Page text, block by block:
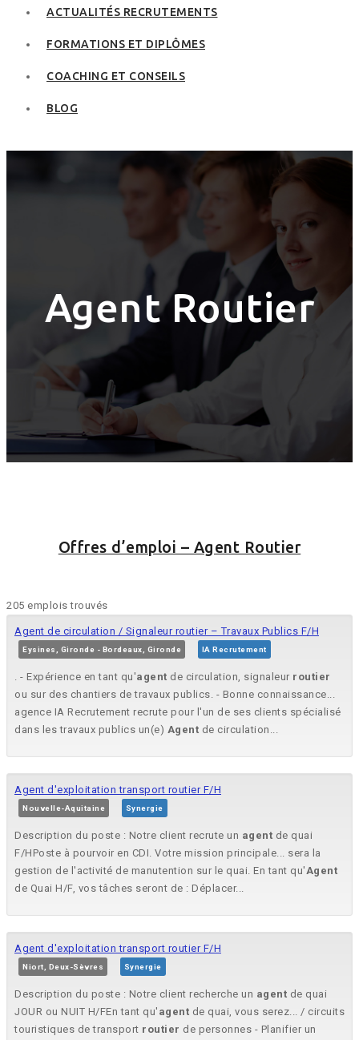
ACTUALITÉS RECRUTEMENTS
FORMATIONS ET DIPLÔMES
COACHING ET CONSEILS
BLOG
Agent Routier
Offres d’emploi – Agent Routier
205 emplois trouvés
Agent de circulation / Signaleur routier – Travaux Publics F/H
Eysines, Gironde - Bordeaux, Gironde IA Recrutement
. - Expérience en tant qu'agent de circulation, signaleur routier
ou sur des chantiers de travaux publics. - Bonne connaissance...
agence IA Recrutement recrute pour l'un de ses clients spécialisé
dans les travaux publics un(e) Agent de circulation...
Agent d'exploitation transport routier F/H
Nouvelle-Aquitaine Synergie
Description du poste : Notre client recrute un agent de quai
F/HPoste à pourvoir en CDI. Votre mission principale... sera la
gestion de l'activité de manutention sur le quai. En tant qu'Agent
de Quai H/F, vos tâches seront de : Déplacer...
Agent d'exploitation transport routier F/H
Niort, Deux-Sèvres Synergie
Description du poste : Notre client recherche un agent de quai
JOUR ou NUIT H/FEn tant qu' agent de quai, vous serez... / circuits
touristiques de transport routier de personnes - Planifier un